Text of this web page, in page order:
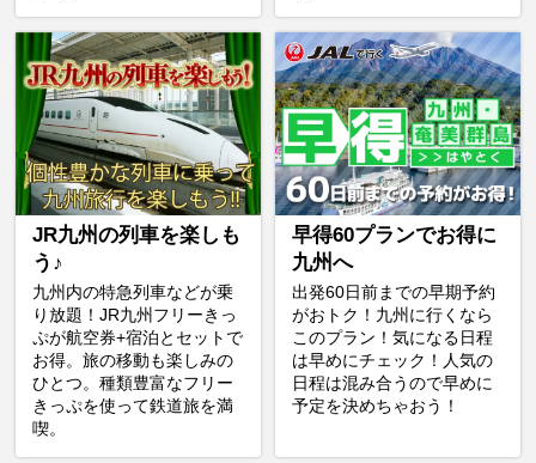
JR九州の列車を楽しも
う♪
九州内の特急列車などが乗
り放題！JR九州フリーきっ
ぷが航空券+宿泊とセットで
お得。旅の移動も楽しみの
ひとつ。種類豊富なフリー
きっぷを使って鉄道旅を満
喫。
早得60プランでお得に
九州へ
出発60日前までの早期予約
がおトク！九州に行くなら
このプラン！気になる日程
は早めにチェック！人気の
日程は混み合うので早めに
予定を決めちゃおう！